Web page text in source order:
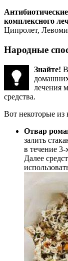
комплексного
Ципролет,
Народные
Знайте!
лечения
средства.
Вот некоторые из
Отвар
залить
в течение
Далее